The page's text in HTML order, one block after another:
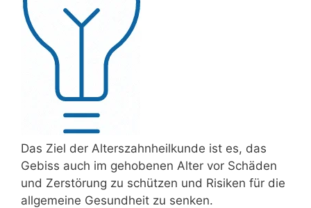
Das Ziel der Alterszahnheilkunde ist es, das
Gebiss auch im gehobenen Alter vor Schäden
und Zerstörung zu schützen und Risiken für die
allgemeine Gesundheit zu senken.